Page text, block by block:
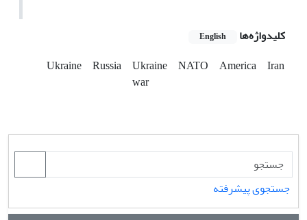
کلیدواژه‌ها English
Ukraine Russia Ukraine
war
NATO America Iran
جستجوی پیشرفته